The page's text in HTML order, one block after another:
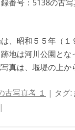
番号：5138の古
、昭和５５年（１
地は河川公園とな
真は、堰堤の上か
古写真考 １ | タグ:
|